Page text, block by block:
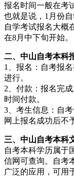
报名时间一般在考
也就是说，1月份
自学考试报名大概
在8月中下旬开始。
二、中山自考本科
1、报名：自考报
进行。
2、付款：报名完
时间付款。
3、考生信息：自
网上报名成功后不
三、中山自考本科
自考本科学历属于
信网可查询。自考
广泛的应用，可用